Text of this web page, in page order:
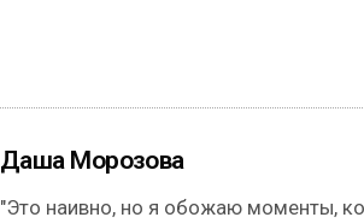
Даша Морозова
"Это наивно, но я обожаю моменты,